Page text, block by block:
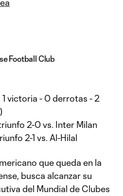
Football Club
1 victoria - 0 derrotas - 2
2-0 vs. Inter Milan
2-1 vs. Al-Hilal
que queda en la
busca alcanzar su
del Mundial de Clubes